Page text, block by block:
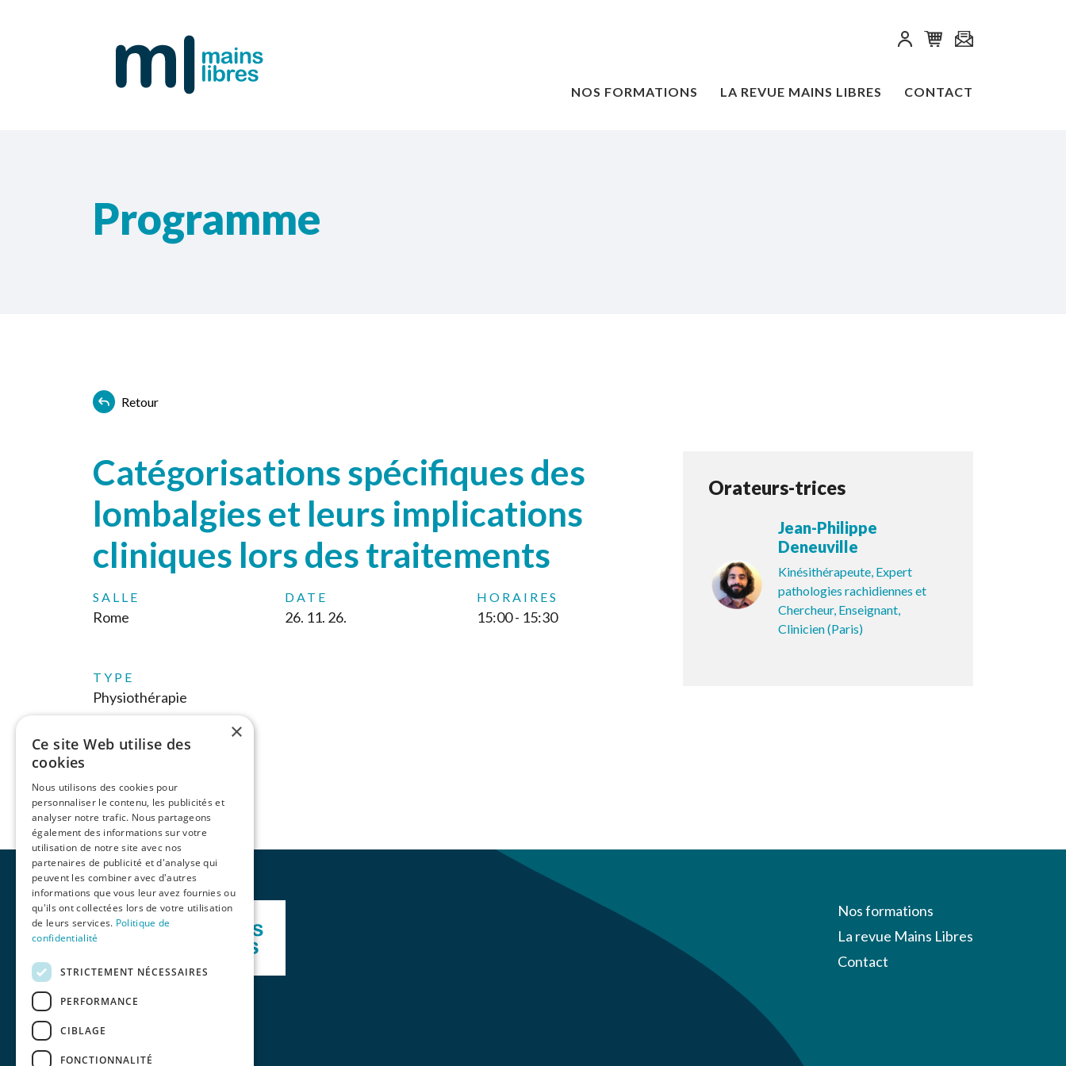
NOS FORMATIONS LA REVUE MAINS LIBRES CONTACT
Programme
Retour
Catégorisations spécifiques des
lombalgies et leurs implications
cliniques lors des traitements
SALLE
Rome
DATE
26. 11. 26.
HORAIRES
15:00 - 15:30
TYPE
Physiothérapie
Orateurs-trices
Jean-Philippe
Deneuville
Kinésithérapeute, Expert
pathologies rachidiennes et
Chercheur, Enseignant,
Clinicien (Paris)
Nos formations
La revue Mains Libres
Contact
×
Ce site Web utilise des
cookies
Nous utilisons des cookies pour
personnaliser le contenu, les publicités et
analyser notre trafic. Nous partageons
également des informations sur votre
utilisation de notre site avec nos
partenaires de publicité et d'analyse qui
peuvent les combiner avec d'autres
informations que vous leur avez fournies ou
qu'ils ont collectées lors de votre utilisation
de leurs services. Politique de
confidentialité
STRICTEMENT NÉCESSAIRES
PERFORMANCE
CIBLAGE
FONCTIONNALITÉ